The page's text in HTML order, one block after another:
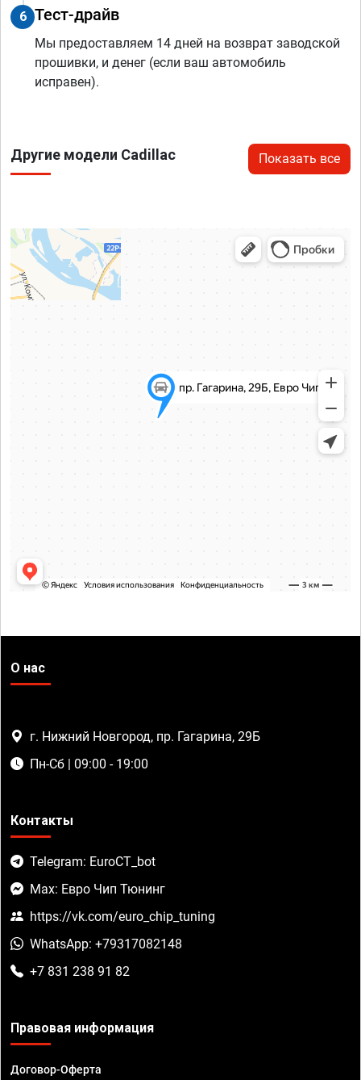
6 Тест-драйв
Мы предоставляем 14 дней на возврат заводской
прошивки, и денег (если ваш автомобиль
исправен).
Другие модели Cadillac Показать все
О нас
г. Нижний Новгород, пр. Гагарина, 29Б
Пн-Сб | 09:00 - 19:00
Контакты
Telegram: EuroCT_bot
Max: Евро Чип Тюнинг
https://vk.com/euro_chip_tuning
WhatsApp: +79317082148
+7 831 238 91 82
Правовая информация
Договор-Оферта